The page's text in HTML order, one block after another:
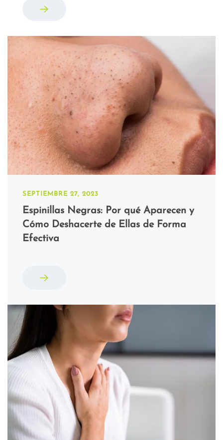
SEPTIEMBRE 27, 2023
Espinillas Negras: Por qué Aparecen y
Cómo Deshacerte de Ellas de Forma
Efectiva